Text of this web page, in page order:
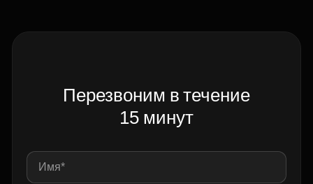
Перезвоним в течение
15 минут